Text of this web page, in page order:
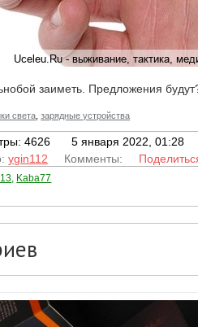
заиметь. Предложения
света ,зарядные устройства
4626
5 января 2022, 01:28
ygin112 Комменты:
, Kaba77